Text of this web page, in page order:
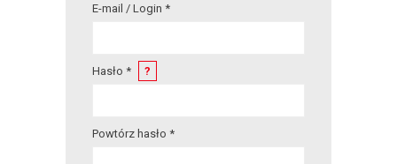
E-mail / Login *
Hasło * ?
Powtórz hasło *